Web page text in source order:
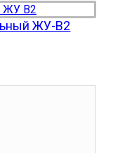
ЖУ-В2